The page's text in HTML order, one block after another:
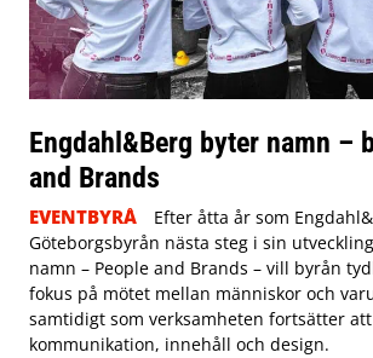
Engdahl&Berg byter namn –
and Brands
EVENTBYRÅ
Efter åtta år som
Göteborgsbyrån nästa steg i sin
namn – People and Brands – vill byrån
fokus på mötet mellan människor och
samtidigt som verksamheten fortsätter
kommunikation, innehåll och design.